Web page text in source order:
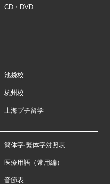
CD・DVD
池袋校
杭州校
上海プチ留学
簡体字·繁体字対照表
医療用語（常用編）
音節表